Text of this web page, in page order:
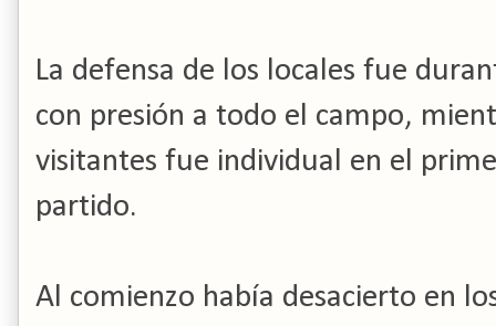
La defensa de los locales fue
con presión a todo el campo,
visitantes fue individual en el
partido.
Al comienzo había desacierto en